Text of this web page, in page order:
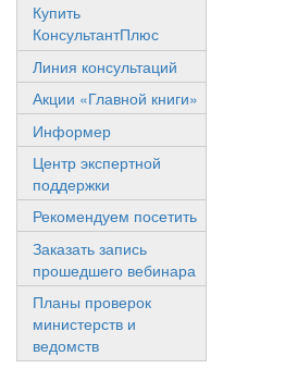
Купить
КонсультантПлюс
Линия консультаций
Акции «Главной книги»
Информер
Центр экспертной
поддержки
Рекомендуем посетить
Заказать запись
прошедшего вебинара
Планы проверок
министерств и
ведомств